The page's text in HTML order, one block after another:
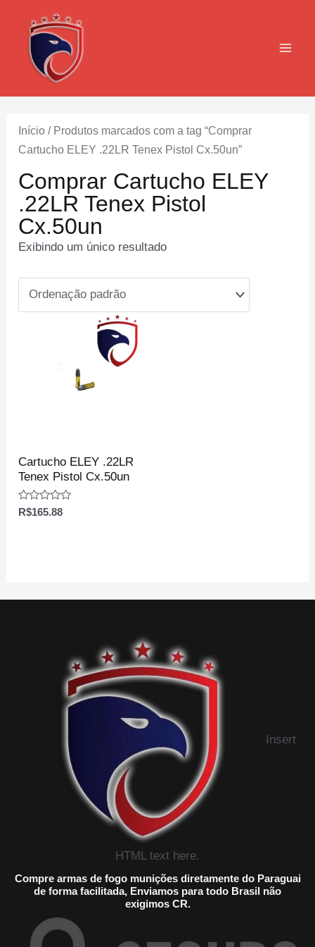
conteúdo
Início / Produtos marcados com a tag “Comprar
Cartucho ELEY .22LR Tenex Pistol Cx.50un”
Comprar Cartucho ELEY
.22LR Tenex Pistol
Cx.50un
Exibindo um único resultado
Cartucho ELEY .22LR
Tenex Pistol Cx.50un
Avaliação
R$165.88
Insert
HTML text here.
Compre armas de fogo munições diretamente do Paraguai
de forma facilitada, Enviamos para todo Brasil não
exigimos CR.